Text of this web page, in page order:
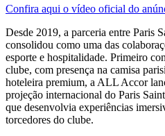
Confira aqui o vídeo oficial do
Desde 2019, a parceria entre Paris
consolidou como uma das
esporte e hospitalidade. Primeiro
clube, com presença na camisa
hoteleira premium, a ALL Accor
projeção internacional do Paris
que desenvolvia experiências
torcedores do clube.